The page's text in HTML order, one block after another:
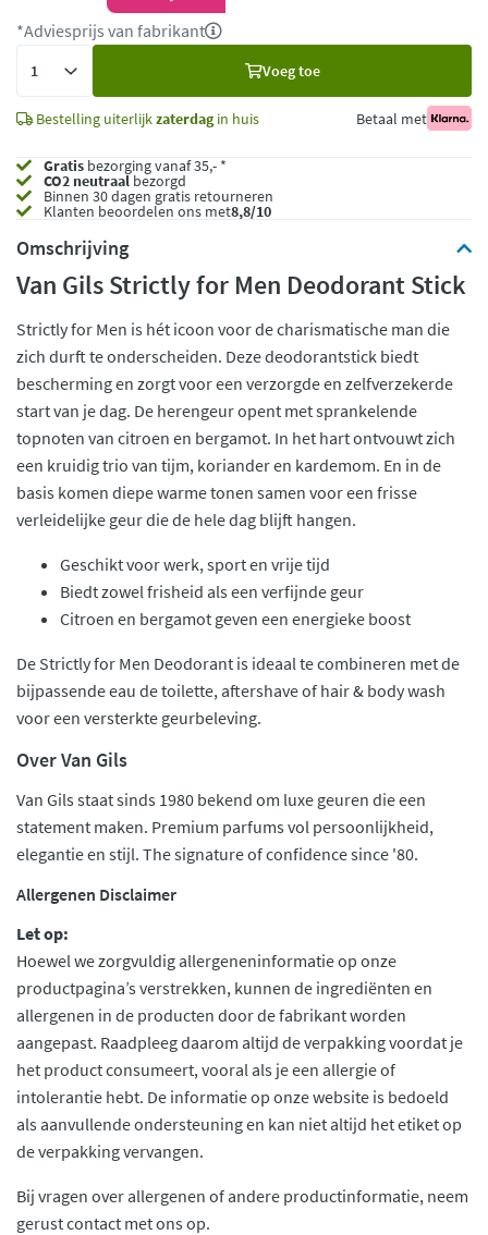
*Adviesprijs van fabrikant
Voeg toe
Bestelling uiterlijkzaterdagin huis Betaal met
Gratis bezorging vanaf 35,- *
CO2 neutraalbezorgd
Binnen 30 dagen gratis retourneren
Klanten beoordelen ons met8,8/10
Omschrijving
Van Gils Strictly for Men Deodorant Stick
Strictly for Men is hét icoon voor de charismatische man die
zich durft te onderscheiden. Deze deodorantstick biedt
bescherming en zorgt voor een verzorgde en zelfverzekerde
start van je dag. De herengeur opent met sprankelende
topnoten van citroen en bergamot. In het hart ontvouwt zich
een kruidig trio van tijm, koriander en kardemom. En in de
basis komen diepe warme tonen samen voor een frisse
verleidelijke geur die de hele dag blijft hangen.
Geschikt voor werk, sport en vrije tijd
Biedt zowel frisheid als een verfijnde geur
Citroen en bergamot geven een energieke boost
De Strictly for Men Deodorant is ideaal te combineren met de
bijpassende eau de toilette, aftershave of hair & body wash
voor een versterkte geurbeleving.
Over Van Gils
Van Gils staat sinds 1980 bekend om luxe geuren die een
statement maken. Premium parfums vol persoonlijkheid,
elegantie en stijl. The signature of confidence since '80.
Allergenen Disclaimer
Let op:
Hoewel we zorgvuldig allergeneninformatie op onze
productpagina’s verstrekken, kunnen de ingrediënten en
allergenen in de producten door de fabrikant worden
aangepast. Raadpleeg daarom altijd de verpakking voordat je
het product consumeert, vooral als je een allergie of
intolerantie hebt. De informatie op onze website is bedoeld
als aanvullende ondersteuning en kan niet altijd het etiket op
de verpakking vervangen.
Bij vragen over allergenen of andere productinformatie, neem
gerust contact met ons op.